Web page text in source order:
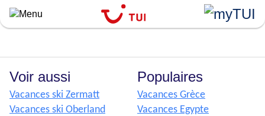
Aller
au
Voir aussi
Vacances ski Zermatt
Vacances ski Oberland
Populaires
Vacances Grèce
Vacances Egypte